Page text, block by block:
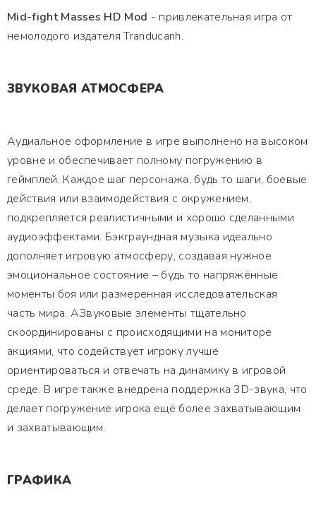
Mid-fight Masses HD Mod - привлекательная игра от
немолодого издателя Tranducanh.
ЗВУКОВАЯ АТМОСФЕРА
Аудиальное оформление в игре выполнено на высоком
уровне и обеспечивает полному погружению в
геймплей. Каждое шаг персонажа, будь то шаги, боевые
действия или взаимодействия с окружением,
подкрепляется реалистичными и хорошо сделанными
аудиоэффектами. Бэкграундная музыка идеально
дополняет игровую атмосферу, создавая нужное
эмоциональное состояние – будь то напряжённые
моменты боя или размеренная исследовательская
часть мира. АЗвуковые элементы тщательно
скоординированы с происходящими на мониторе
акциями, что содействует игроку лучше
ориентироваться и отвечать на динамику в игровой
среде. В игре также внедрена поддержка 3D-звука, что
делает погружение игрока ещё более захватывающим
и захватывающим.
ГРАФИКА